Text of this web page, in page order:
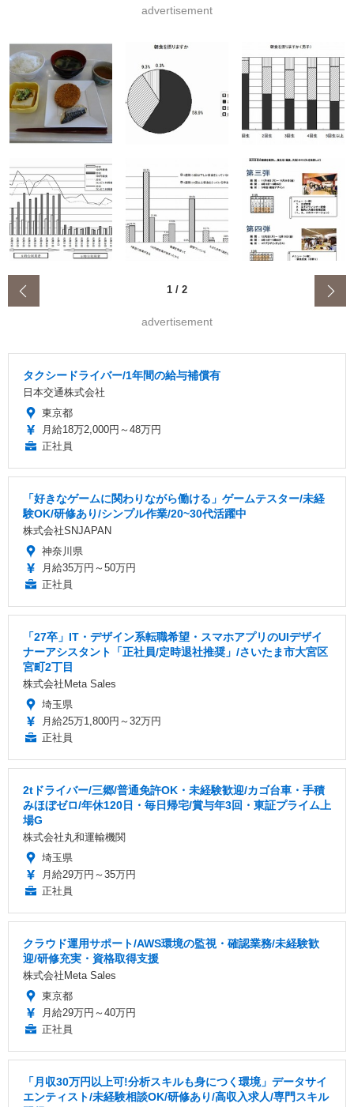
advertisement
1 / 2
advertisement
タクシードライバー/1年間の給与補償有
日本交通株式会社
東京都
月給18万2,000円～48万円
正社員
「好きなゲームに関わりながら働ける」ゲームテスター/未経
験OK/研修あり/シンプル作業/20~30代活躍中
株式会社SNJAPAN
神奈川県
月給35万円～50万円
正社員
「27卒」IT・デザイン系転職希望・スマホアプリのUIデザイ
ナーアシスタント「正社員/定時退社推奨」/さいたま市大宮区
宮町2丁目
株式会社Meta Sales
埼玉県
月給25万1,800円～32万円
正社員
2tドライバー/三郷/普通免許OK・未経験歓迎/カゴ台車・手積
みほぼゼロ/年休120日・毎日帰宅/賞与年3回・東証プライム上
場G
株式会社丸和運輸機関
埼玉県
月給29万円～35万円
正社員
クラウド運用サポート/AWS環境の監視・確認業務/未経験歓
迎/研修充実・資格取得支援
株式会社Meta Sales
東京都
月給29万円～40万円
正社員
「月収30万円以上可!分析スキルも身につく環境」データサイ
エンティスト/未経験相談OK/研修あり/高収入求人/専門スキル